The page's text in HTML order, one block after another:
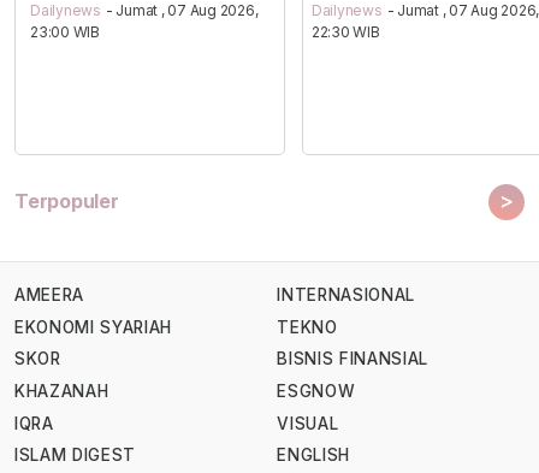
Dailynews - Jumat , 07 Aug 2026,
23:00 WIB
Dailynews - Jumat , 07 Aug 2026,
22:30 WIB
Terpopuler >
AMEERA
EKONOMI SYARIAH
SKOR
KHAZANAH
IQRA
ISLAM DIGEST
INTERNASIONAL
TEKNO
BISNIS FINANSIAL
ESGNOW
VISUAL
ENGLISH